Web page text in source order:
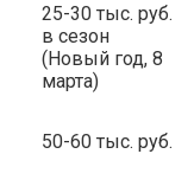
25-30 тыс. руб.
в сезон
(Новый год, 8
марта)
50-60 тыс. руб.